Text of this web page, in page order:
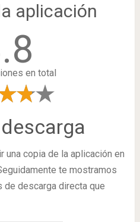
aplicación
en total
copia de la aplicación en
te mostramos
descarga directa que